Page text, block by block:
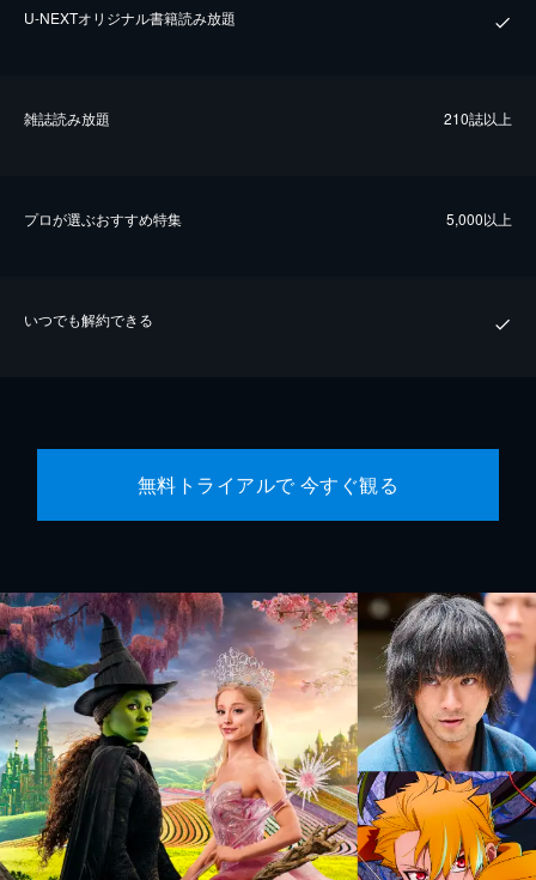
U-NEXTオリジナル書籍読み放題
雑誌読み放題 210誌以上
プロが選ぶおすすめ特集 5,000以上
いつでも解約できる
無料トライアルで 今すぐ観る